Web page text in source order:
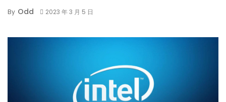
By Odd 2023 年 3 月 5 日